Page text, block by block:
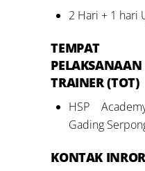
2 Hari + 1 hari
TEMPAT
TRAINER (TOT)
HSP
Gading
KONTAK